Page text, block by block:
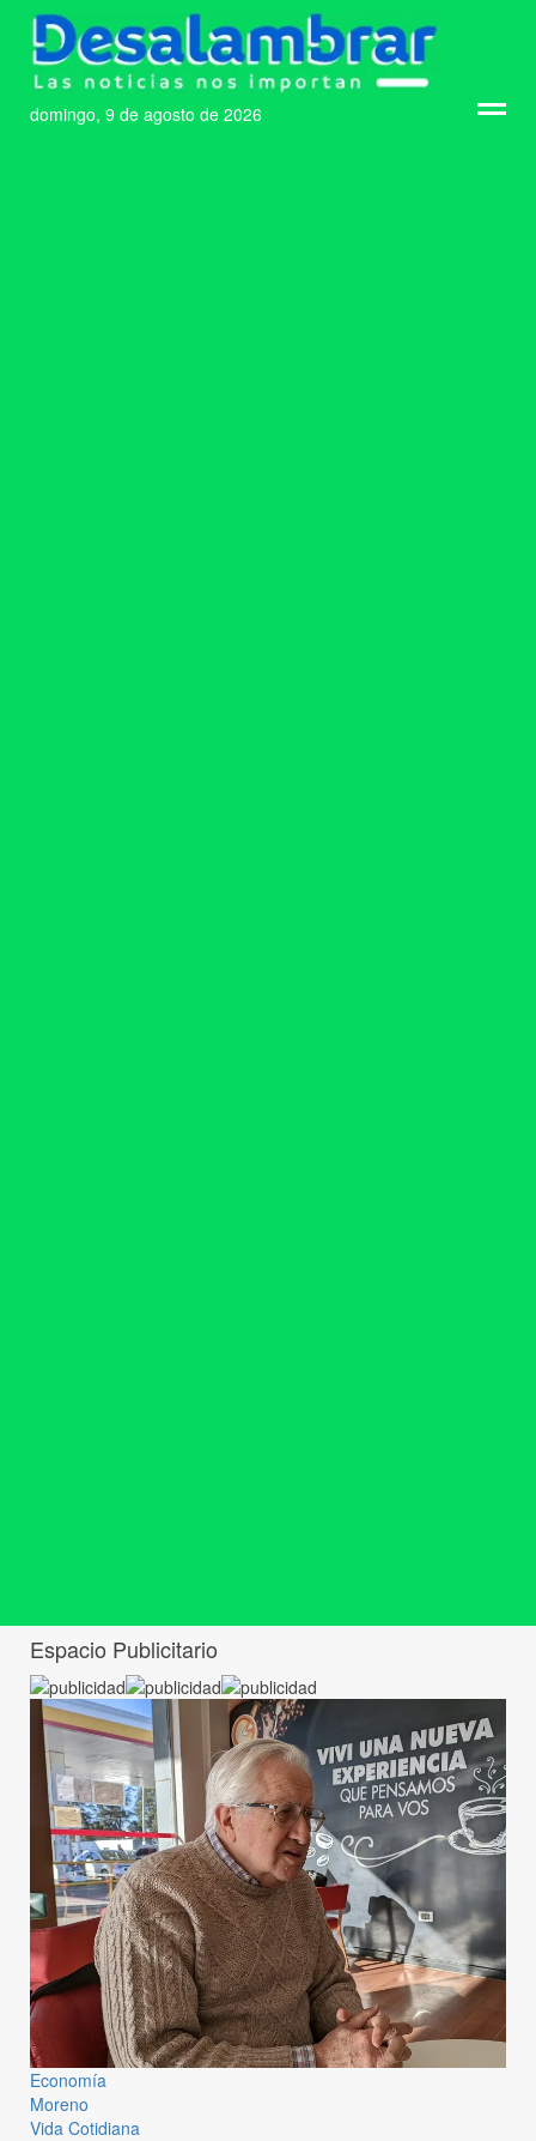
domingo, 9 de agosto de 2026
Espacio Publicitario
Economía
Moreno
Vida Cotidiana